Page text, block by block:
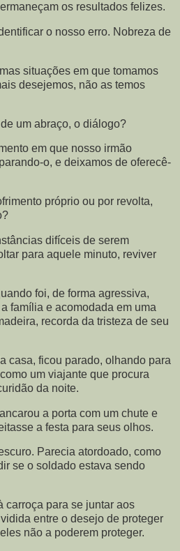
os resultados felizes.
o nosso erro. Nobreza de
situações em que tomamos
desejemos, não as temos
um abraço, o diálogo?
em que nosso irmão
o, e deixamos de oferecê-
próprio ou por revolta,
difíceis de serem
para aquele minuto, reviver
foi, de forma agressiva,
família e acomodada em uma
recorda da tristeza de seu
casa, ficou parado, olhando para
um viajante que procura
da noite.
a porta com um chute e
a festa para seus olhos.
Parecia atordoado, como
se o soldado estava sendo
carroça para se juntar aos
entre o desejo de proteger
não a poderem proteger.